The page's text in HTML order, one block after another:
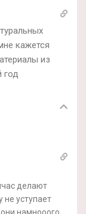
кажется
из
год
делают
не уступает